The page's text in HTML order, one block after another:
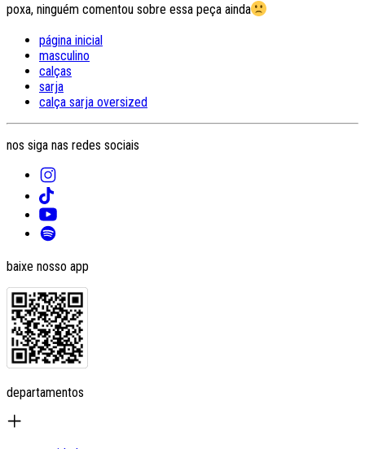
poxa, ninguém comentou sobre essa peça ainda
página inicial
masculino
calças
sarja
calça sarja oversized
nos siga nas redes sociais
baixe nosso app
departamentos